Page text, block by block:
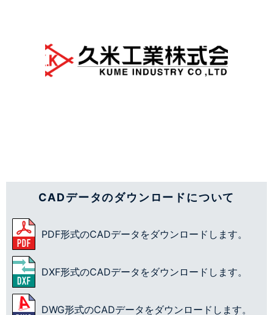
CADデータのダウンロードについて
PDF形式のCADデータをダウンロードします。
DXF形式のCADデータをダウンロードします。
DWG形式のCADデータをダウンロードします。